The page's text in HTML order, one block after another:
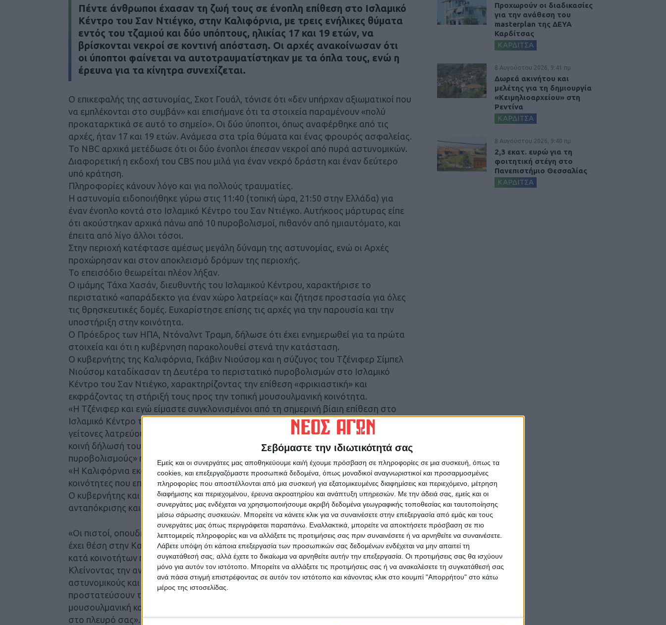
Σεβόμαστε την ιδιωτικότητά σας
Εμείς και οι συνεργάτες μας αποθηκεύουμε και/ή έχουμε πρόσβαση σε πληροφορίες σε μια συσκευή, όπως τα
cookies, και επεξεργαζόμαστε προσωπικά δεδομένα, όπως μοναδικοί αναγνωριστικοί και προσαρμοσμένες
πληροφορίες που αποστέλλονται από μια συσκευή για εξατομικευμένες διαφημίσεις και περιεχόμενο, μέτρηση
διαφήμισης και περιεχομένου, έρευνα ακροατηρίου και ανάπτυξη υπηρεσιών. Με την άδειά σας, εμείς και οι
συνεργάτες μας ενδέχεται να χρησιμοποιήσουμε ακριβή δεδομένα γεωγραφικής τοποθεσίας και ταυτοποίησης
μέσω σάρωσης συσκευών. Μπορείτε να κάνετε κλικ για να συναινέσετε στην επεξεργασία από εμάς και τους
συνεργάτες μας όπως περιγράφεται παραπάνω. Εναλλακτικά, μπορείτε να αποκτήσετε πρόσβαση σε πιο
λεπτομερείς πληροφορίες και να αλλάξετε τις προτιμήσεις σας πριν συναινέσετε ή να αρνηθείτε να συναινέσετε.
Λάβετε υπόψη ότι κάποια επεξεργασία των προσωπικών σας δεδομένων ενδέχεται να μην απαιτεί τη
συγκατάθεσή σας, αλλά έχετε το δικαίωμα να αρνηθείτε αυτήν την επεξεργασία. Οι προτιμήσεις σας θα ισχύουν
μόνο για αυτόν τον ιστότοπο. Μπορείτε να αλλάξετε τις προτιμήσεις σας ή να ανακαλέσετε τη συγκατάθεσή σας
ανά πάσα στιγμή επιστρέφοντας σε αυτόν τον ιστότοπο και κάνοντας κλικ στο κουμπί "Απορρήτου" στο κάτω
μέρος της ιστοσελίδας.
Πέντε άνθρωποι έχασαν τη ζωή τους σε ένοπλη επίθεση στο Ισλαμικό
Κέντρο του Σαν Ντιέγκο, στην Καλιφόρνια, με τρεις ενήλικες θύματα
εντός του τζαμιού και δύο υπόπτους, ηλικίας 17 και 19 ετών, να
βρίσκονται νεκροί σε κοντινή απόσταση. Οι αρχές ανακοίνωσαν ότι
οι ύποπτοι φαίνεται να αυτοτραυματίστηκαν με τα όπλα τους, ενώ η
έρευνα για τα κίνητρα συνεχίζεται.
Ο επικεφαλής της αστυνομίας, Σκοτ Γουάλ, τόνισε ότι «δεν υπήρχαν αξιωματικοί που
να εμπλέκονται στο συμβάν» και επισήμανε ότι τα στοιχεία παραμένουν «πολύ
προκαταρκτικά σε αυτό το σημείο». Οι δύο ύποπτοι, όπως αναφέρθηκε από τις
αρχές, ήταν 17 και 19 ετών. Ανάμεσα στα τρία θύματα και ένας φρουρός ασφαλείας.
Το NBC αρχικά μετέδωσε ότι οι δύο ένοπλοι έπεσαν νεκροί από πυρά αστυνομικών.
Διαφορετική η εκδοχή του CBS που μιλά για έναν νεκρό δράστη και έναν δεύτερο
υπό κράτηση.
Πληροφορίες κάνουν λόγο και για πολλούς τραυματίες.
Η αστυνομία ειδοποιήθηκε γύρω στις 11:40 (τοπική ώρα, 21:50 στην Ελλάδα) για
έναν ένοπλο κοντά στο Ισλαμικό Κέντρο του Σαν Ντιέγκο. Αυτήκοος μάρτυρας είπε
ότι ακούστηκαν αρχικά πάνω από 10 πυροβολισμοί, πιθανόν από ημιαυτόματο, και
έπειτα από λίγο άλλοι τόσοι.
Στην περιοχή κατέφτασε αμέσως μεγάλη δύναμη της αστυνομίας, ενώ οι Αρχές
προχώρησαν και στον αποκλεισμό δρόμων της περιοχής.
Το επεισόδιο θεωρείται πλέον λήξαν.
Ο ιμάμης Τάχα Χασάν, διευθυντής του Ισλαμικού Κέντρου, χαρακτήρισε το
περιστατικό «απαράδεκτο για έναν χώρο λατρείας» και ζήτησε προστασία για όλες
τις θρησκευτικές δομές. Ευχαρίστησε επίσης τις αρχές για την παρουσία και την
υποστήριξη στην κοινότητα.
Ο Πρόεδρος των ΗΠΑ, Ντόναλντ Τραμπ, δήλωσε ότι έχει ενημερωθεί για τα πρώτα
στοιχεία και ότι η κυβέρνηση παρακολουθεί στενά την κατάσταση.
Ο κυβερνήτης της Καλιφόρνια, Γκάβιν Νιούσομ και η σύζυγος του Τζένιφερ Σίμπελ
Νιούσομ καταδίκασαν τη Δευτέρα το περιστατικό πυροβολισμών στο Ισλαμικό
Κέντρο του Σαν Ντιέγκο, χαρακτηρίζοντας την επίθεση «φρικιαστική» και
εκφράζοντας τη στήριξή τους προς την τοπική μουσουλμανική κοινότητα.
«Η Τζένιφερ και εγώ είμαστε συγκλονισμένοι από τη σημερινή βίαιη επίθεση στο
Ισλαμικό Κέντρο του Σαν Ντιέγκο, όπου οικογένειες και παιδιά συγκεντρώνονται και
γείτονες λατρεύουν ειρηνικά και με αίσθημα κοινότητας», ανέφερε το ζευγάρι σε
κοινή δήλωσή του. «Σήμερα, αυτός ο κοινοτικός χώρος διαλύθηκε από
πυροβολισμούς» πρόσθεσε.
«Η Καλιφόρνια εκφράζει τα βαθύτατα συλλυπητήριά της στις οικογένειες και τις
κοινότητες που επλήγησαν από το σημερινό περιστατικό πυροβολισμών» τονίζεται.
Ο κυβερνήτης και η Πρώτη Σύντροφος ευχαρίστησαν επίσης τις δυνάμεις πρώτης
ανταπόκρισης και τόνισαν ότι οι χώροι λατρείας δεν πρέπει να γίνονται στόχοι βίας.
«Οι πιστοί, οπουδήποτε, δεν θα πρέπει να φοβούνται για τη ζωή τους. Το μίσος δεν
έχει θέση στην Καλιφόρνια και δεν θα ανεχθούμε πράξεις τρόμου ή εκφοβισμού
κατά κοινοτήτων πίστης» αναφέρεται.
Κλείνοντας την ανακοίνωση του ο Γκάβιν Νιούσομ ευχαρίστησε «τους γενναίους
αστυνομικούς και τις δυνάμεις πρώτης ανταπόκρισης που ενήργησαν άμεσα για να
προστατεύσουν τα παιδιά και τους πιστούς» και έστειλε μήνυμα προς της
μουσουλμανική κοινότητα του Σαν Ντιέγκο λέγοντας ότι «η Καλιφόρνια στέκεται
στο πλευρό σας».
Προχωρούν οι διαδικασίες
για την ανάθεση του
masterplan της ΔΕΥΑ
Καρδίτσας
ΚΑΡΔΙΤΣΑ
8 Αυγούστου 2026, 9:41 πμ
Δωρεά ακινήτου και
μελέτης για τη δημιουργία
«Κειμηλιοαρχείου» στη
Ρεντίνα
ΚΑΡΔΙΤΣΑ
8 Αυγούστου 2026, 9:40 πμ
2,3 εκατ. ευρώ για τη
φοιτητική στέγη στο
Πανεπιστήμιο Θεσσαλίας
ΚΑΡΔΙΤΣΑ